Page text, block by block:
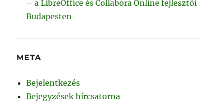
– a LibreOffice és Collabora Online fejlesztői
Budapesten
META
Bejelentkezés
Bejegyzések hírcsatorna